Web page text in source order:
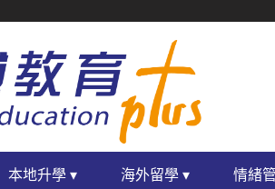
本地升學 ▾ 海外留學 ▾ 情緒